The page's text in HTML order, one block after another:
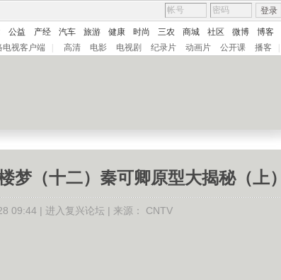
登录
公益 产经 汽车 旅游 健康 时尚 三农 商城 社区 微博 博客
电视客户端 高清 电影 电视剧 纪录片 动画片 公开课 播客
梦（十二）秦可卿原型大揭秘（上）
09:44 | 进入复兴论坛 | 来源： CNTV